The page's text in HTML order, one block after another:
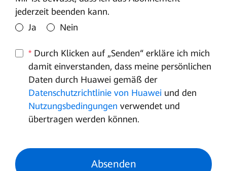
jederzeit beenden kann.
Ja
Nein
*Durch Klicken auf „Senden“ erkläre ich mich
damit einverstanden, dass meine persönlichen
Daten durch Huawei gemäß der
Datenschutzrichtlinie von Huawei und den
Nutzungsbedingungen verwendet und
übertragen werden können.
Absenden